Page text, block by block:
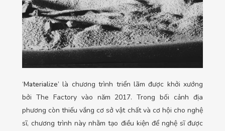
‘Materialize’ là chương trình triển lãm được khởi xướng
bởi The Factory vào năm 2017. Trong bối cảnh địa
phương còn thiếu vắng cơ sở vật chất và cơ hội cho nghệ
sĩ, chương trình này nhằm tạo điều kiện để nghệ sĩ được